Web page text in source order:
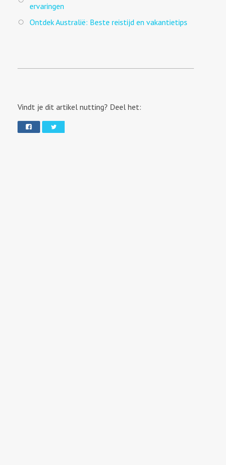
ervaringen
Ontdek Australië: Beste reistijd en vakantietips
Vindt je dit artikel nutting? Deel het: